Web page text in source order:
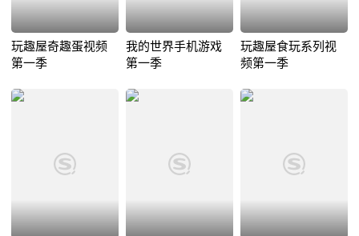
玩趣屋奇趣蛋视频
第一季
我的世界手机游戏
第一季
玩趣屋食玩系列视
频第一季